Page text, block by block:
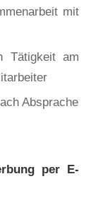
mit
Tätigkeit am
Absprache
per E-